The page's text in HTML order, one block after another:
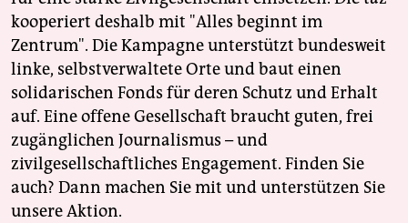
kooperiert deshalb mit "Alles beginnt im
Zentrum". Die Kampagne unterstützt bundesweit
linke, selbstverwaltete Orte und baut einen
solidarischen Fonds für deren Schutz und Erhalt
auf. Eine offene Gesellschaft braucht guten, frei
zugänglichen Journalismus – und
zivilgesellschaftliches Engagement. Finden Sie
auch? Dann machen Sie mit und unterstützen Sie
unsere Aktion.